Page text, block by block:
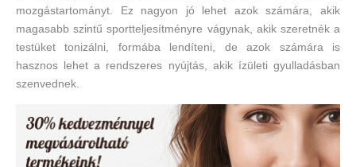
mozgástartományt. Ez nagyon jó lehet azok számára, akik
magasabb szintű sportteljesítményre vágynak, akik szeretnék a
testüket tonizálni, formába lendíteni, de azok számára is
hasznos lehet a rendszeres nyújtás, akik ízületi gyulladásban
szenvednek.